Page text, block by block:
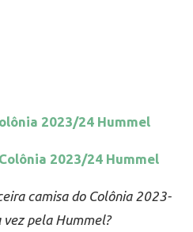
2023/24 Hummel
2023/24 Hummel
camisa do Colônia 2023-
pela Hummel?